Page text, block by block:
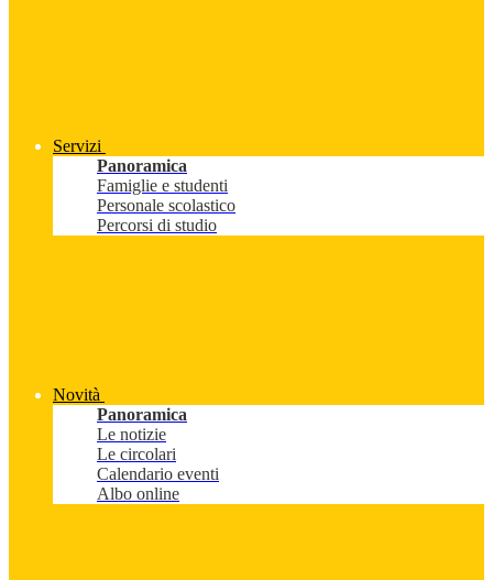
Servizi
Panoramica
Famiglie e studenti
Personale scolastico
Percorsi di studio
Novità
Panoramica
Le notizie
Le circolari
Calendario eventi
Albo online